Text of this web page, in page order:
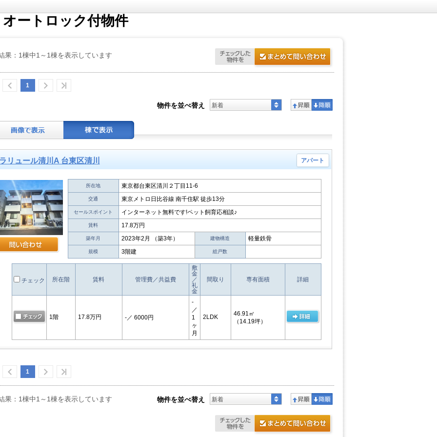
ートロック付物件
果：1棟中1～1棟を表示しています
1
物件を並べ替え 新着
リュール清川A 台東区清川 アパート
所在地 東京都台東区清川２丁目11-6
交通 東京メトロ日比谷線 南千住駅 徒歩13分
セールスポイント インターネット無料です!ペット飼育応相談♪
賃料 17.8万円
築年月 2023年2月 （築3年） 建物構造 軽量鉄骨
規模 3階建 総戸数
チェック 所在階 賃料 管理費／共益費
敷
金
／
礼
金
間取り 専有面積 詳細
1階 17.8万円 -／ 6000円
-
／
1
ヶ
月
2LDK
46.91㎡
（14.19坪）
物件を並べ替え 新着
1
果：1棟中1～1棟を表示しています